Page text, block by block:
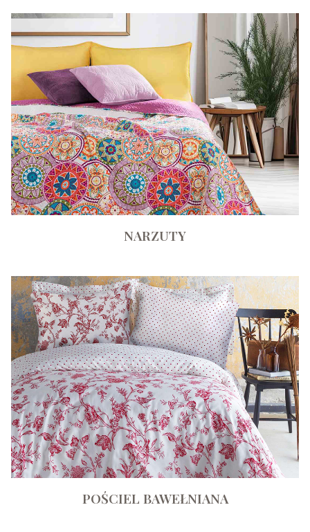
NARZUTY
POŚCIEL BAWEŁNIANA